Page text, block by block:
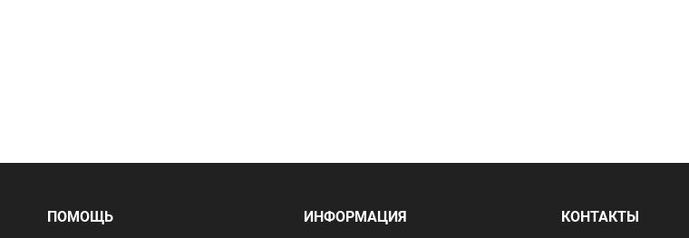
ПОМОЩЬ
ИНФОРМАЦИЯ
КОНТАКТЫ